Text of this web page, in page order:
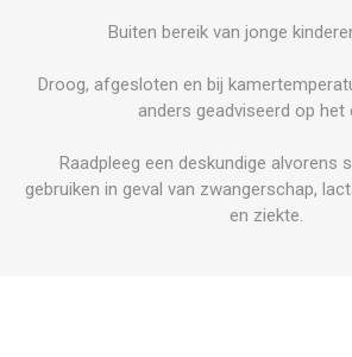
Buiten bereik van jonge
Droog, afgesloten en bij
anders geadviseerd op het
Raadpleeg een deskundige alvorens
gebruiken in geval van zwangerschap,
en ziekte.